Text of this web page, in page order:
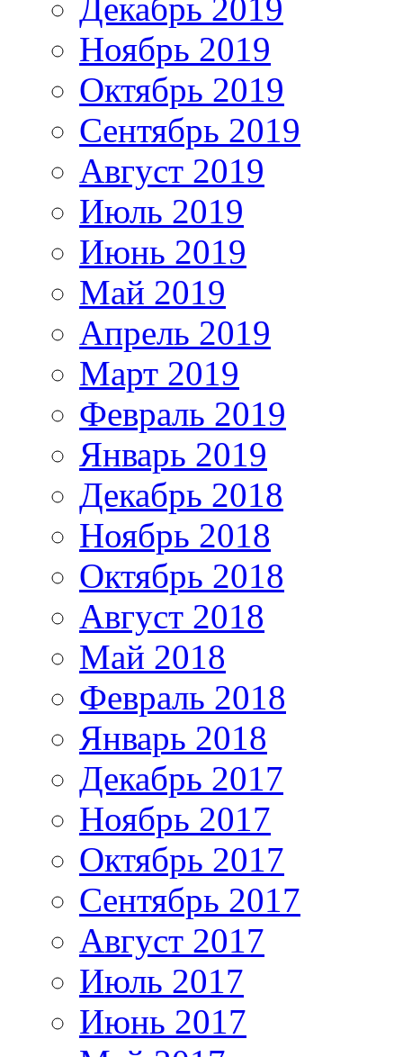
Декабрь 2019
Ноябрь 2019
Октябрь 2019
Сентябрь 2019
Август 2019
Июль 2019
Июнь 2019
Май 2019
Апрель 2019
Март 2019
Февраль 2019
Январь 2019
Декабрь 2018
Ноябрь 2018
Октябрь 2018
Август 2018
Май 2018
Февраль 2018
Январь 2018
Декабрь 2017
Ноябрь 2017
Октябрь 2017
Сентябрь 2017
Август 2017
Июль 2017
Июнь 2017